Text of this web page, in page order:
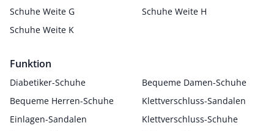
Schuhe Weite G
Schuhe Weite H
Schuhe Weite K
Funktion
Diabetiker-Schuhe
Bequeme Damen-Schuhe
Bequeme Herren-Schuhe
Klettverschluss-Sandalen
Einlagen-Sandalen
Klettverschluss-Schuhe